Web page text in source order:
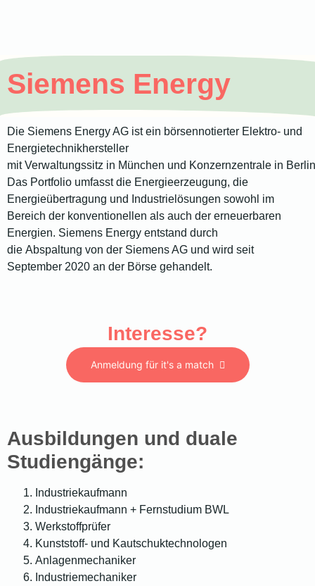
Siemens Energy
Die Siemens Energy AG ist ein börsennotierter Elektro- und
Energietechnikhersteller
mit Verwaltungssitz in München und Konzernzentrale in
Das Portfolio umfasst die Energieerzeugung, die
Energieübertragung und Industrielösungen sowohl im
Bereich der konventionellen als auch der erneuerbaren
Energien. Siemens Energy entstand durch
die Abspaltung von der Siemens AG und wird seit
September 2020 an der Börse gehandelt.
Interesse?
Anmeldung für it's a match
Ausbildungen und duale
Studiengänge:
Industriekaufmann
Industriekaufmann + Fernstudium BWL
Werkstoffprüfer
Kunststoff- und Kautschuktechnologen
Anlagenmechaniker
Industriemechaniker